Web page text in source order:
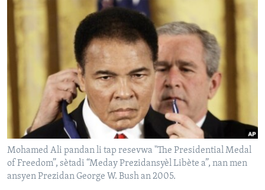
Languages
Mohamed Ali pandan li tap resevwa "The Presidential Medal
of Freedom”, sètadi “Meday Prezidansyèl Libète a”, nan men
ansyen Prezidan George W. Bush an 2005.